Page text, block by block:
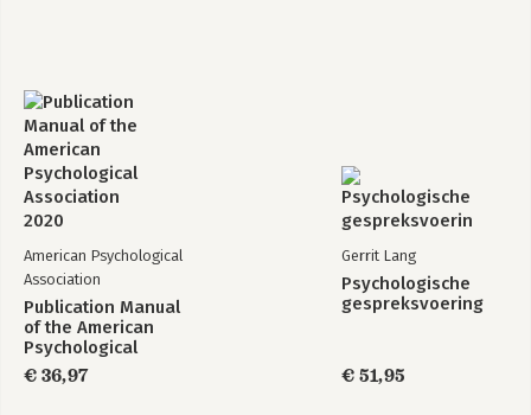
American Psychological
Association
Publication Manual
of the American
Psychological
Association 2020
€ 36,97
Gerrit Lang
Psychologische
gespreksvoering
€ 51,95